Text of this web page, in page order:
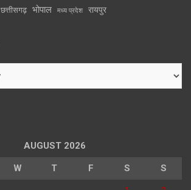
छत्तीसगढ़ भोपाल मध्य प्रदेश रायपुर
AUGUST 2026
W T F S S